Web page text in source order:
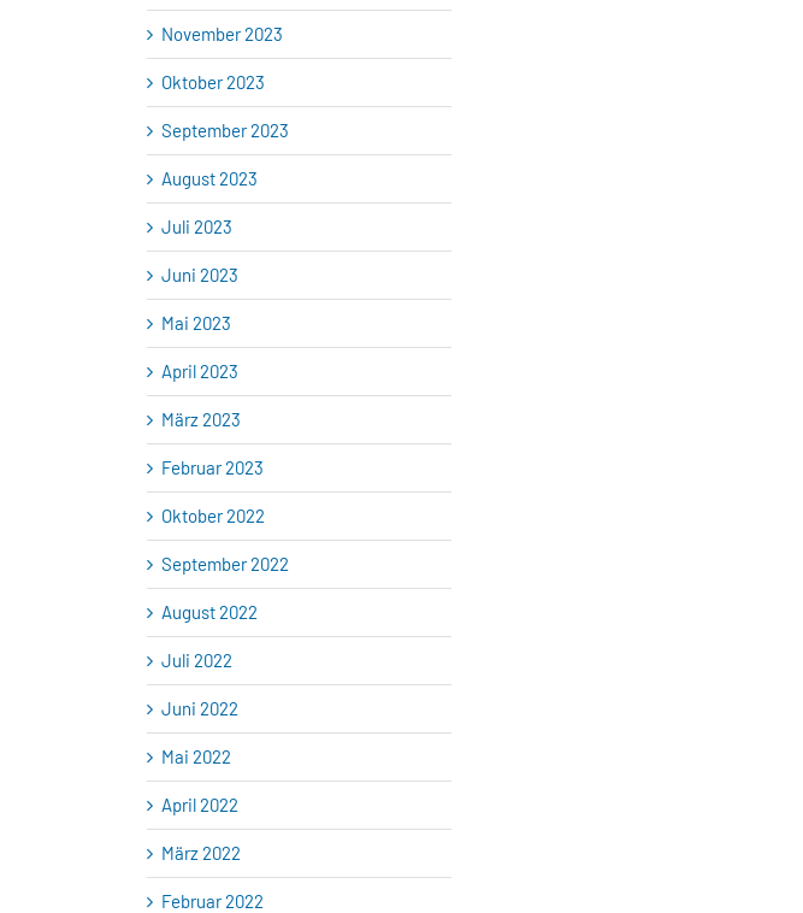
November 2023
Oktober 2023
September 2023
August 2023
Juli 2023
Juni 2023
Mai 2023
April 2023
März 2023
Februar 2023
Oktober 2022
September 2022
August 2022
Juli 2022
Juni 2022
Mai 2022
April 2022
März 2022
Februar 2022